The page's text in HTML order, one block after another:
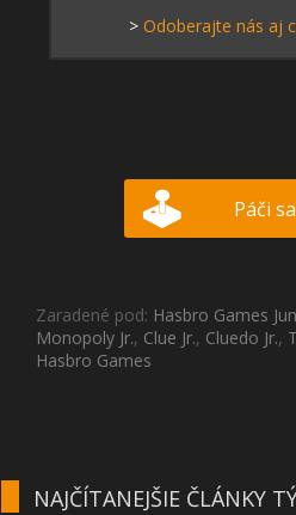
> Odoberajte nás aj
Páči
Zaradené pod: Hasbro Games
Monopoly Jr., Clue Jr., Cluedo Jr.,
Hasbro Games
NAJČÍTANEJŠIE ČLÁNKY